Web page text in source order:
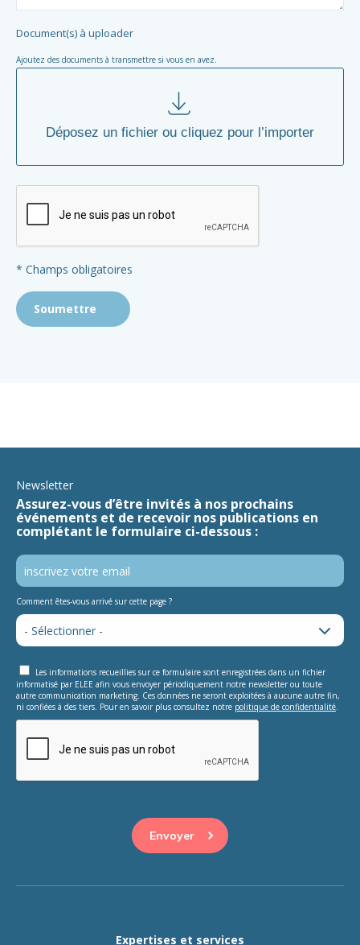
Document(s) à uploader
Ajoutez des documents à transmettre si vous en avez.
* Champs obligatoires
Newsletter
Assurez-vous d’être invités à nos prochains
événements et de recevoir nos publications en
complétant le formulaire ci-dessous :
Comment êtes-vous arrivé sur cette page ?
Les informations recueillies sur ce formulaire sont enregistrées dans un fichier
informatisé par ELEE afin vous envoyer périodiquement notre newsletter ou toute
autre communication marketing. Ces données ne seront exploitées à aucune autre fin,
ni confiées à des tiers. Pour en savoir plus consultez notre politique de confidentialité.
Expertises et services